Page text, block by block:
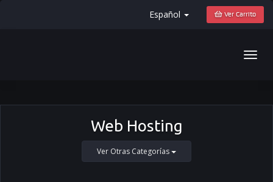
Español Ver Carrito
Web Hosting
Ver Otras Categorías